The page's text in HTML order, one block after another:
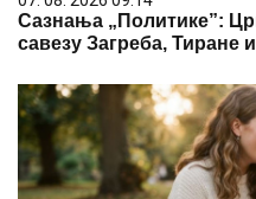
Сазнања „Политике”:
савезу Загреба, Тиране